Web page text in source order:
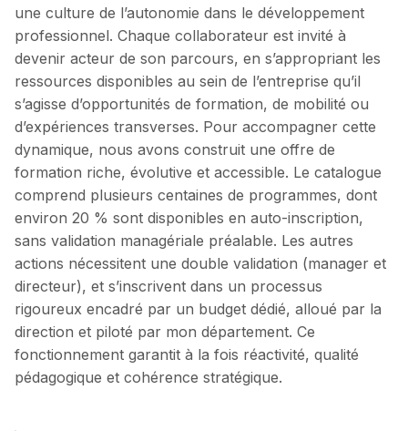
une culture de l’autonomie dans le développement
professionnel. Chaque collaborateur est invité à
devenir acteur de son parcours, en s’appropriant les
ressources disponibles au sein de l’entreprise qu’il
s’agisse d’opportunités de formation, de mobilité ou
d’expériences transverses. Pour accompagner cette
dynamique, nous avons construit une offre de
formation riche, évolutive et accessible. Le catalogue
comprend plusieurs centaines de programmes, dont
environ 20 % sont disponibles en auto-inscription,
sans validation managériale préalable. Les autres
actions nécessitent une double validation (manager et
directeur), et s’inscrivent dans un processus
rigoureux encadré par un budget dédié, alloué par la
direction et piloté par mon département. Ce
fonctionnement garantit à la fois réactivité, qualité
pédagogique et cohérence stratégique.